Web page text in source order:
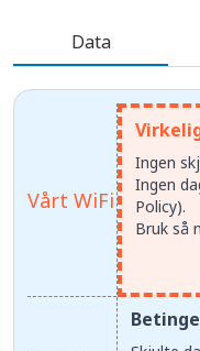
Data
Vårt WiFi
Ingen
Ingen
Policy).
Bruk så